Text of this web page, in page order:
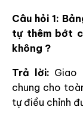
Câu hỏi 1:
tự thêm bớt
không ?
Trả lời: Giao
chung cho
tự điều chỉnh